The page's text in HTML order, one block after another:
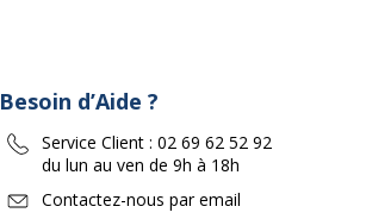
Besoin d’Aide ?
Service Client : 02 69 62 52 92
du lun au ven de 9h à 18h
Contactez-nous par email